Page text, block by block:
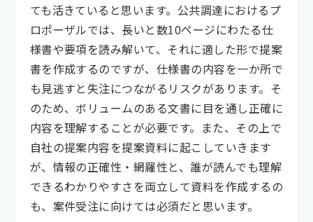
ても活きていると思います。公共調達におけるプ
ロポーザルでは、長いと数10ページにわたる仕
様書や要項を読み解いて、それに適した形で提案
書を作成するのですが、仕様書の内容を一か所で
も見逃すと失注につながるリスクがあります。そ
のため、ボリュームのある文書に目を通し正確に
内容を理解することが必要です。また、その上で
自社の提案内容を提案資料に起こしていきます
が、情報の正確性・網羅性と、誰が読んでも理解
できるわかりやすさを両立して資料を作成するの
も、案件受注に向けては必須だと思います。